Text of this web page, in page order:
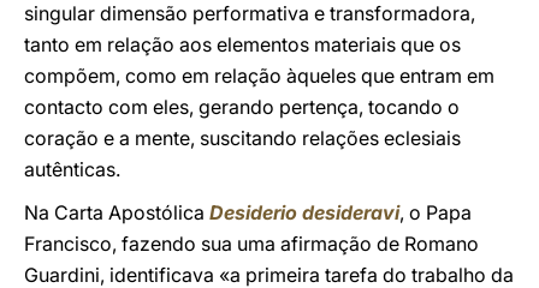
singular dimensão performativa e transformadora,
tanto em relação aos elementos materiais que os
compõem, como em relação àqueles que entram em
contacto com eles, gerando pertença, tocando o
coração e a mente, suscitando relações eclesiais
autênticas.
Na Carta Apostólica Desiderio desideravi, o Papa
Francisco, fazendo sua uma afirmação de Romano
Guardini, identificava «a primeira tarefa do trabalho da